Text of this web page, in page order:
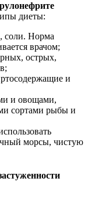
диеты:
соли. Норма
врачом;
острых,
и
и овощами,
сортами рыбы и
морсы, чистую